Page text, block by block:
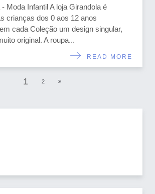
Moda Infantil A loja Girandola é
crianças dos 0 aos 12 anos
cada Coleção um design singular,
original. A roupa...
READ MORE
1 2